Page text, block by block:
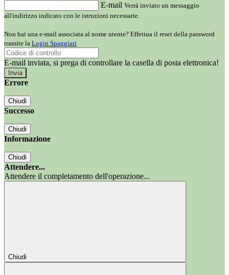
E-mail Verrà inviato un messaggio
all'indirizzo indicato con le istruzioni necessarie.
Non hai una e-mail associata al nome utente? Effettua il reset della password
tramite la Login Spaggiari
E-mail inviata, si prega di controllare la casella di posta elettronica!
Errore
Chiudi
Successo
Chiudi
Informazione
Chiudi
Attendere...
Attendere il completamento dell'operazione...
Chiudi